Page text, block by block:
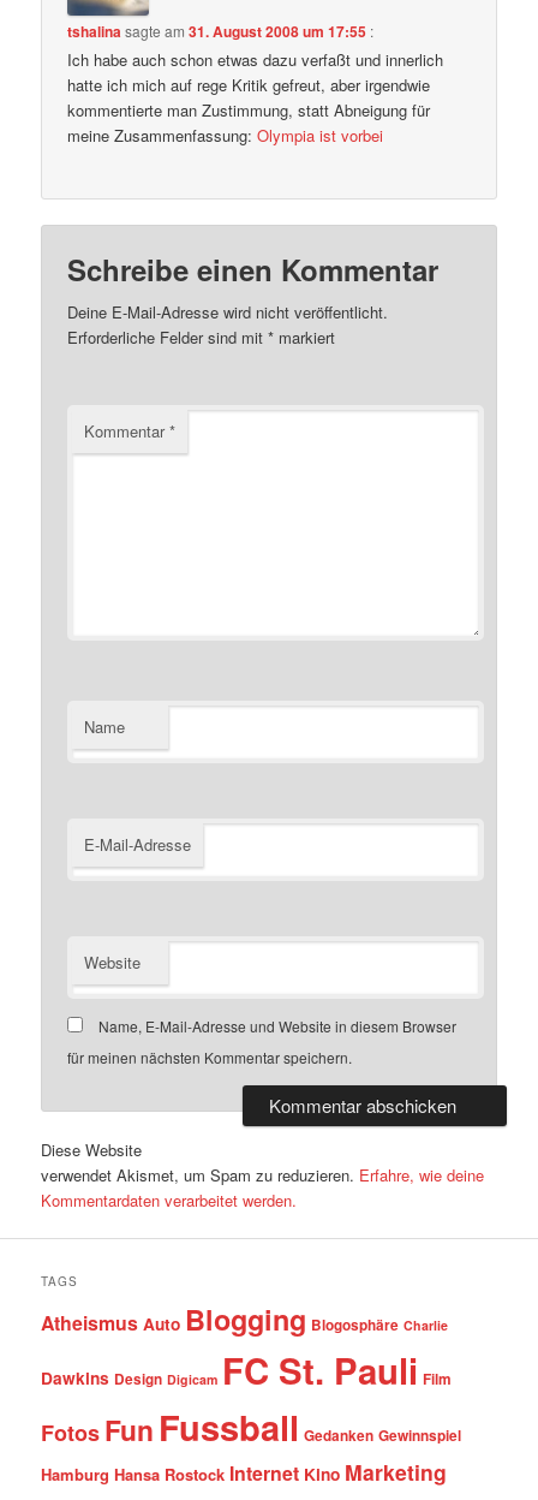
tshalinasagte am31. August 2008 um 17:55 :
Ich habe auch schon etwas dazu verfaßt und innerlich
hatte ich mich auf rege Kritik gefreut, aber irgendwie
kommentierte man Zustimmung, statt Abneigung für
meine Zusammenfassung:Olympia ist vorbei
Schreibe einen Kommentar
Deine E-Mail-Adresse wird nicht veröffentlicht.
Erforderliche Felder sind mit* markiert
Kommentar*
Name
E-Mail-Adresse
Website
Name, E-Mail-Adresse und Website in diesem Browser
für meinen nächsten Kommentar speichern.
Diese Website
verwendet Akismet, um Spam zu reduzieren. Erfahre, wie deine
Kommentardaten verarbeitet werden.
TAGS
Atheismus Auto Blogging Blogosphäre Charlie
Dawkins Design Digicam FC St. Pauli Film
FotosFun Fussball Gedanken Gewinnspiel
Hamburg Hansa Rostock Internet Kino Marketing